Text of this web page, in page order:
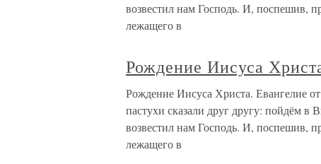
возвестил нам Господь. И,
лежащего в
Рождение Иисуса
Рождение Иисуса Христа. Евангелие
пастухи сказали друг другу: пойдём
возвестил нам Господь. И,
лежащего в